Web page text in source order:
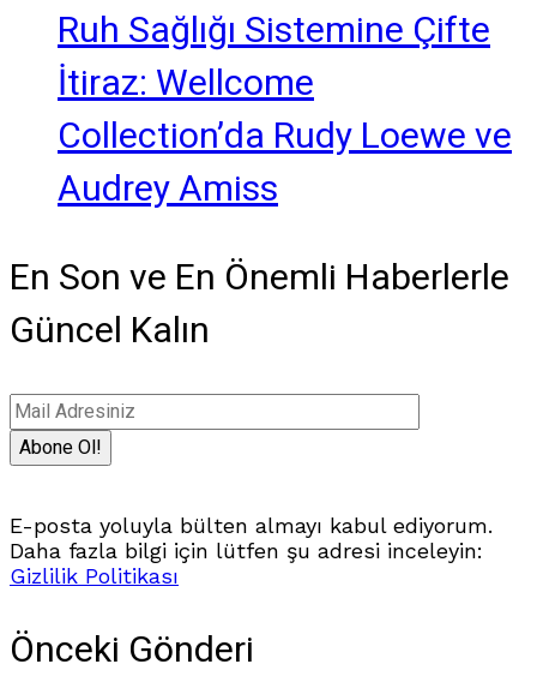
Ruh Sağlığı Sistemine Çifte
İtiraz: Wellcome
Collection’da Rudy Loewe ve
Audrey Amiss
En Son ve En Önemli Haberlerle
Güncel Kalın
E-posta yoluyla bülten almayı kabul ediyorum.
Daha fazla bilgi için lütfen şu adresi inceleyin:
Gizlilik Politikası
Önceki Gönderi